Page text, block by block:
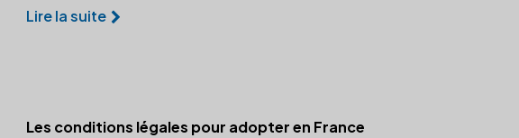
Lire la suite
Les conditions légales pour adopter en France